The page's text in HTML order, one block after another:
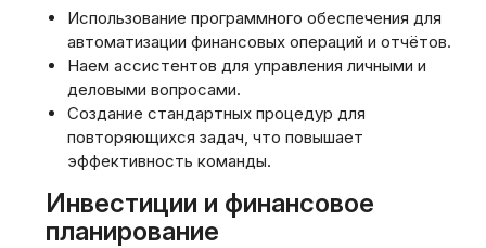
Использование программного обеспечения для
автоматизации финансовых операций и отчётов.
Наем ассистентов для управления личными и
деловыми вопросами.
Создание стандартных процедур для
повторяющихся задач, что повышает
эффективность команды.
Инвестиции и финансовое
планирование